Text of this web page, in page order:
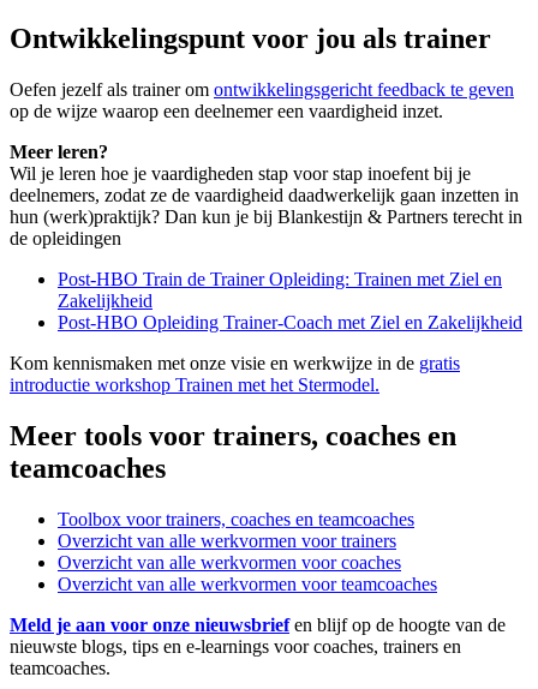
Ontwikkelingspunt voor jou als trainer
Oefen jezelf als trainer om ontwikkelingsgericht feedback te geven
op de wijze waarop een deelnemer een vaardigheid inzet.
Meer leren?
Wil je leren hoe je vaardigheden stap voor stap inoefent bij je
deelnemers, zodat ze de vaardigheid daadwerkelijk gaan inzetten in
hun (werk)praktijk? Dan kun je bij Blankestijn & Partners terecht in
de opleidingen
Post-HBO Train de Trainer Opleiding: Trainen met Ziel en
Zakelijkheid
Post-HBO Opleiding Trainer-Coach met Ziel en Zakelijkheid
Kom kennismaken met onze visie en werkwijze in de gratis
introductie workshop Trainen met het Stermodel.
Meer tools voor trainers, coaches en
teamcoaches
Toolbox voor trainers, coaches en teamcoaches
Overzicht van alle werkvormen voor trainers
Overzicht van alle werkvormen voor coaches
Overzicht van alle werkvormen voor teamcoaches
Meld je aan voor onze nieuwsbrief en blijf op de hoogte van de
nieuwste blogs, tips en e-learnings voor coaches, trainers en
teamcoaches.